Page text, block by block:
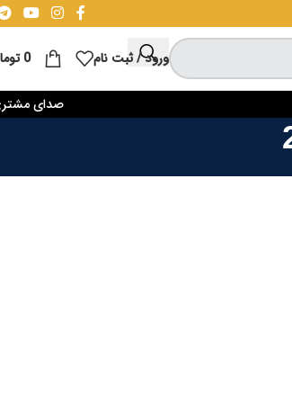
ورود / ثبت نام 0
صدای